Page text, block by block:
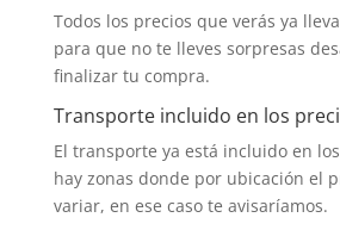
Todos los precios que verás ya
para que no te lleves sorpresas
finalizar tu compra.
Transporte incluido en los
El transporte ya está incluido en
hay zonas donde por ubicación el
variar, en ese caso te avisaríamos.